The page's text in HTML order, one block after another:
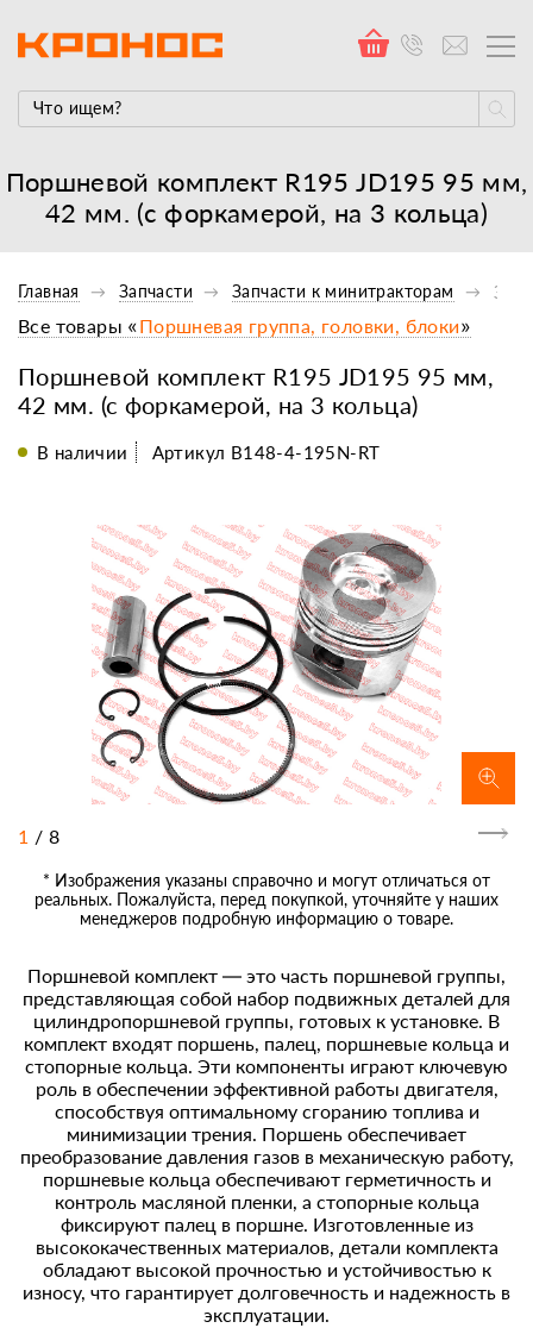
Поршневой комплект R195 JD195 95 мм,
42 мм. (с форкамерой, на 3 кольца)
Главная Запчасти Запчасти к минитракторам
Поршневой комплект R195 JD195 95 мм,
42 мм. (с форкамерой, на 3 кольца)
Все товары «Поршневая группа, головки, блоки»
В наличии Артикул B148-4-195N-RT
1 / 8
* Изображения указаны справочно и могут отличаться от
реальных. Пожалуйста, перед покупкой, уточняйте у наших
менеджеров подробную информацию о товаре.
Поршневой комплект — это часть поршневой группы,
представляющая собой набор подвижных деталей для
цилиндропоршневой группы, готовых к установке. В
комплект входят поршень, палец, поршневые кольца и
стопорные кольца. Эти компоненты играют ключевую
роль в обеспечении эффективной работы двигателя,
способствуя оптимальному сгоранию топлива и
минимизации трения. Поршень обеспечивает
преобразование давления газов в механическую работу,
поршневые кольца обеспечивают герметичность и
контроль масляной пленки, а стопорные кольца
фиксируют палец в поршне. Изготовленные из
высококачественных материалов, детали комплекта
обладают высокой прочностью и устойчивостью к
износу, что гарантирует долговечность и надежность в
эксплуатации.